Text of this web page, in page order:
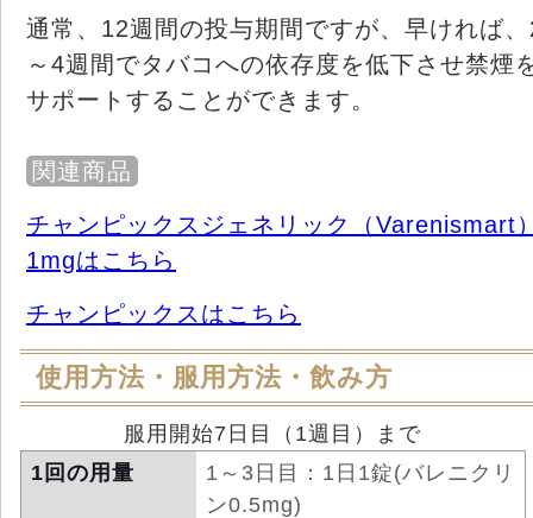
通常、12週間の投与期間ですが、早ければ
～4週間でタバコへの依存度を低下させ禁煙
サポートすることができます。
関連商品
チャンピックスジェネリック（Varenismart
1mgはこちら
チャンピックスはこちら
使用方法・服用方法・飲み方
服用開始7日目（1週目）まで
1回の用量
1～3日目：1日1錠(バレニクリ
ン0.5mg)